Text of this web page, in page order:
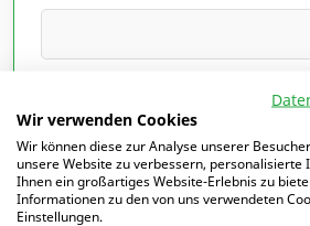
Ich habe die
und akzeptiert.Hier lesen
Wir verwenden Cookies
Wir können diese zur Analyse unserer
unsere Website zu verbessern, personalisierte
Ihnen ein großartiges Website-Erlebnis zu
Informationen zu den von uns verwendeten
Einstellungen.